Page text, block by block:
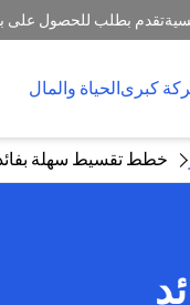
تقدم بطلب للحصول على
كبرىالحياة والمال
خطط تقسيط سهلة بفائدة